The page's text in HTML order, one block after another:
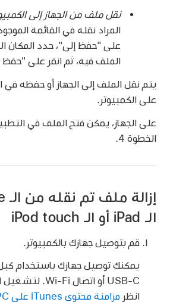
نقل ملف من الجهاز إلى
المراد نقله في القائمة
على "حفظ إلى"، حدد المكان
الملف فيه، ثم انقر على
يتم نقل الملف إلى الجهاز أو حفظه في
على الكمبيوتر.
على الجهاز، يمكن فتح الملف في
الخطوة 4.
الـ iPad أو الـ iPod touch
قم بتوصيل جهازك بالكمبيوتر.
انظر